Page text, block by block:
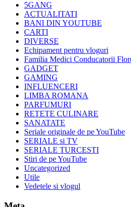
5GANG
ACTUALITATI
BANI DIN YOUTUBE
CARTI
DIVERSE
Echipament pentru vloguri
Familia Medici Conducatorii
GADGET
GAMING
INFLUENCERI
LIMBA ROMANA
PARFUMURI
RETETE CULINARE
SANATATE
Seriale originale de pe YouTube
SERIALE si TV
SERIALE TURCESTI
Stiri de pe YouTube
Uncategorized
Utile
Vedetele si vlogul